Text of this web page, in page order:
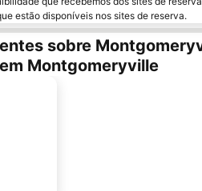
estão disponíveis nos sites de reserva.
sobre
Montgomeryville